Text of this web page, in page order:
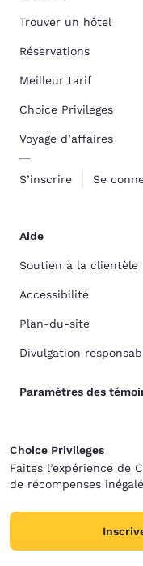
Trouver un hôtel
Réservations
Meilleur tarif
Choice Privileges
Voyage d’affaires
S’inscrire Se
Aide
Soutien à la clientèle
Accessibilité
Plan-du-site
Divulgation
Paramètres des
Choice Privileges
Faites l’expérience de
de récompenses